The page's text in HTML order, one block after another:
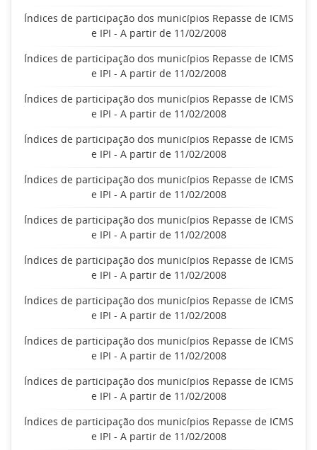
Índices de participação dos municípios Repasse de ICMS
e IPI - A partir de 11/02/2008
Índices de participação dos municípios Repasse de ICMS
e IPI - A partir de 11/02/2008
Índices de participação dos municípios Repasse de ICMS
e IPI - A partir de 11/02/2008
Índices de participação dos municípios Repasse de ICMS
e IPI - A partir de 11/02/2008
Índices de participação dos municípios Repasse de ICMS
e IPI - A partir de 11/02/2008
Índices de participação dos municípios Repasse de ICMS
e IPI - A partir de 11/02/2008
Índices de participação dos municípios Repasse de ICMS
e IPI - A partir de 11/02/2008
Índices de participação dos municípios Repasse de ICMS
e IPI - A partir de 11/02/2008
Índices de participação dos municípios Repasse de ICMS
e IPI - A partir de 11/02/2008
Índices de participação dos municípios Repasse de ICMS
e IPI - A partir de 11/02/2008
Índices de participação dos municípios Repasse de ICMS
e IPI - A partir de 11/02/2008